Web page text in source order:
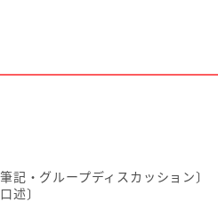
筆記・グループディスカッション〕
口述〕